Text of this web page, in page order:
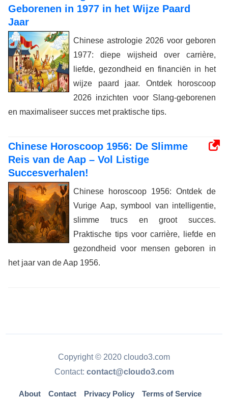
Geborenen in 1977 in het Wijze Paard
Jaar
Chinese astrologie 2026 voor geboren
1977: diepe wijsheid over carrière,
liefde, gezondheid en financiën in het
wijze paard jaar. Ontdek horoscoop
2026 inzichten voor Slang-geborenen
en maximaliseer succes met praktische tips.
Chinese Horoscoop 1956: De Slimme
Reis van de Aap – Vol Listige
Succesverhalen!
Chinese horoscoop 1956: Ontdek de
Vurige Aap, symbool van intelligentie,
slimme trucs en groot succes.
Praktische tips voor carrière, liefde en
gezondheid voor mensen geboren in
het jaar van de Aap 1956.
Copyright © 2020 cloudo3.com
Contact: contact@cloudo3.com
About Contact Privacy Policy Terms of Service